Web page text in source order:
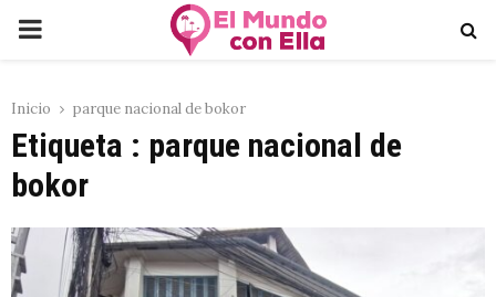
PRIMARY
Inicio parque nacional de bokor
Etiqueta : parque nacional de
bokor